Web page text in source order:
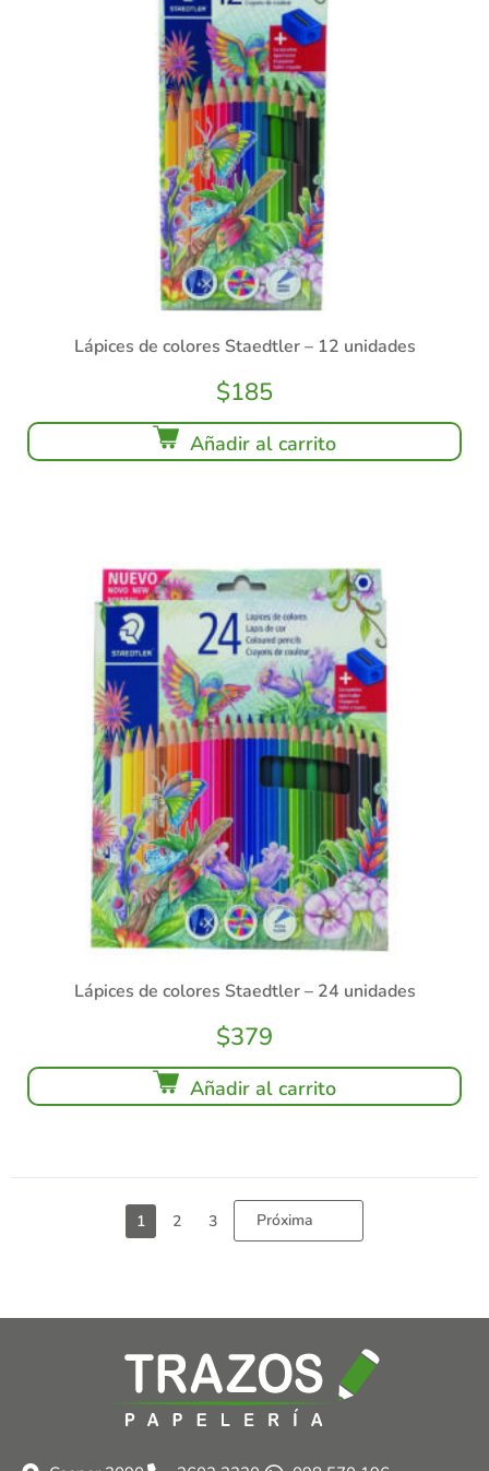
Lápices de colores Staedtler – 12 unidades
$185
Añadir al carrito
Lápices de colores Staedtler – 24 unidades
$379
Añadir al carrito
1 2 3 Próxima